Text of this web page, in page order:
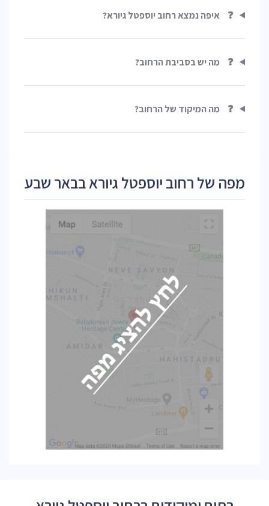
❓ איפה נמצא רחוב יוספטל גיורא?
❓ מה יש בסביבת הרחוב?
❓ מה המיקוד של הרחוב?
מפה של רחוב יוספטל גיורא בבאר שבע